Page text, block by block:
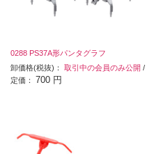
0288 PS37A形パンタグラフ
卸価格(税抜)： 取引中の会員のみ公開 /
定価： 700 円